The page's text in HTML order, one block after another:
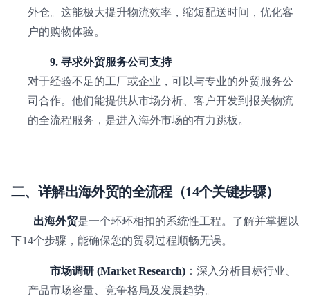
外仓。这能极大提升物流效率，缩短配送时间，优化客
户的购物体验。
9. 寻求外贸服务公司支持
对于经验不足的工厂或企业，可以与专业的外贸服务公
司合作。他们能提供从市场分析、客户开发到报关物流
的全流程服务，是进入海外市场的有力跳板。
二、详解出海外贸的全流程（14个关键步骤）
出海外贸是一个环环相扣的系统性工程。了解并掌握以
下14个步骤，能确保您的贸易过程顺畅无误。
市场调研 (Market Research) ：深入分析目标行业、
产品市场容量、竞争格局及发展趋势。